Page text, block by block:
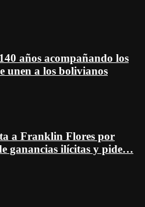
años acompañando los
unen a los bolivianos
a Franklin Flores por
ganancias ilícitas y pide…